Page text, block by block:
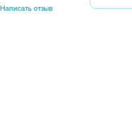
Написать отзыв